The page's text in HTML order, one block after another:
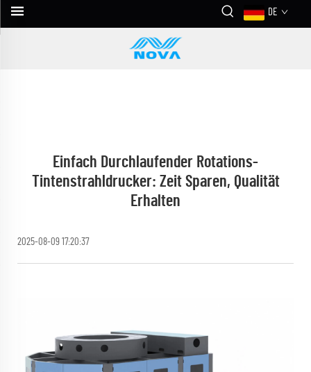
DE
Einfach Durchlaufender Rotations-
Tintenstrahldrucker: Zeit Sparen, Qualität
Erhalten
2025-08-09 17:20:37